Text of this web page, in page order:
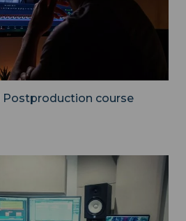
Postproduction course